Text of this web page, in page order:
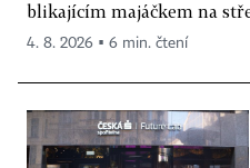
blikajícím majáčkem na
4. 8. 2026 ▪ 6 min. čtení